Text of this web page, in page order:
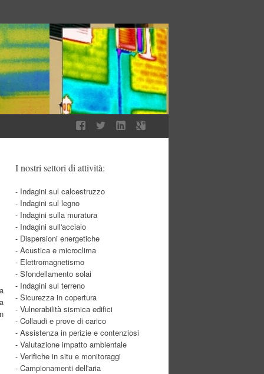
I nostri settori di attività:
- Indagini sul calcestruzzo
- Indagini sul legno
- Indagini sulla muratura
- Indagini sull'acciaio
- Dispersioni energetiche
- Acustica e microclima
- Elettromagnetismo
- Sfondellamento solai
- Indagini sul terreno
- Sicurezza in copertura
- Vulnerabilità sismica edifici
- Collaudi e prove di carico
- Assistenza in perizie e contenziosi
- Valutazione impatto ambientale
- Verifiche in situ e monitoraggi
- Campionamenti dell'aria